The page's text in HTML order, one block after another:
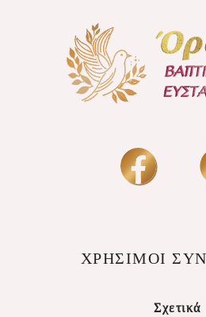
ΧΡΗΣΙΜΟΙ
Σχετικά